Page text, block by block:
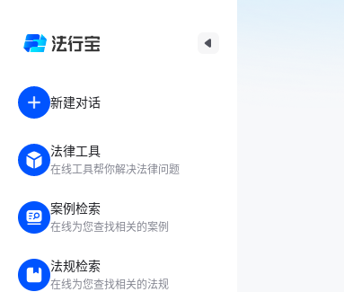
新建对话
法律工具
在线工具帮你解决法律问题
案例检索
在线为您查找相关的案例
法规检索
在线为您查找相关的法规